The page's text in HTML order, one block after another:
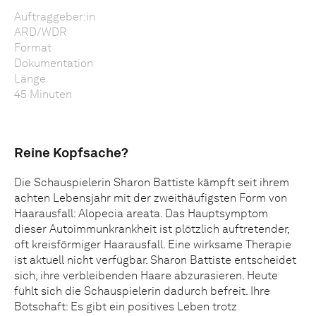
Auftraggeber:in
ARD/WDR
Format
Dokumentation
Länge
45 Minuten
Reine Kopfsache?
Die Schauspielerin Sharon Battiste kämpft seit ihrem
achten Lebensjahr mit der zweithäufigsten Form von
Haarausfall: Alopecia areata. Das Hauptsymptom
dieser Autoimmunkrankheit ist plötzlich auftretender,
oft kreisförmiger Haarausfall. Eine wirksame Therapie
ist aktuell nicht verfügbar. Sharon Battiste entscheidet
sich, ihre verbleibenden Haare abzurasieren. Heute
fühlt sich die Schauspielerin dadurch befreit. Ihre
Botschaft: Es gibt ein positives Leben trotz